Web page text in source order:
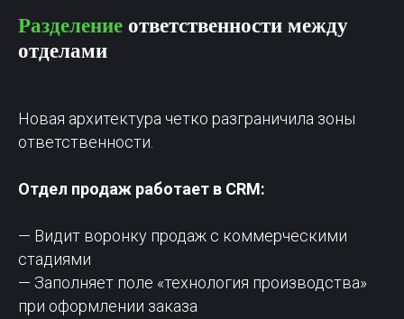
Разделение ответственности между
отделами
Новая архитектура четко разграничила зоны
ответственности.
Отдел продаж работает в CRM:
— Видит воронку продаж с коммерческими
стадиями
— Заполняет поле «технология производства»
при оформлении заказа